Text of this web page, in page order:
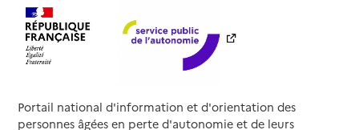
Portail national d'information et d'orientation des
personnes âgées en perte d'autonomie et de leurs